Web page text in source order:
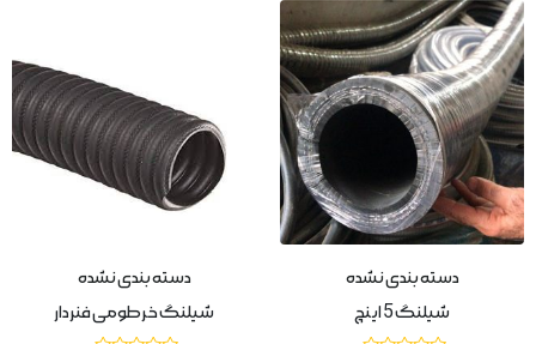
دسته بندی نشده
شيلنگ 5 اينچ
دسته بندی نشده
شیلنگ خرطومی فنردار